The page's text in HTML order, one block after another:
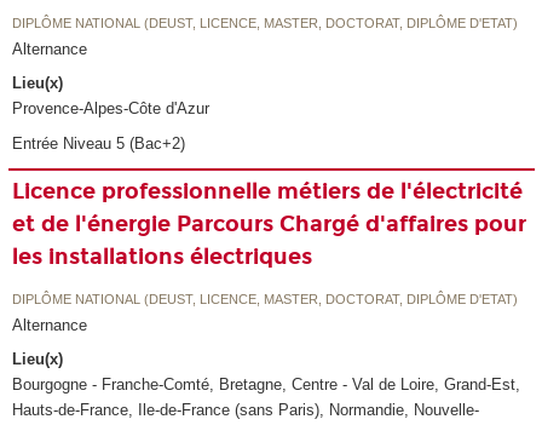
DIPLÔME NATIONAL (DEUST, LICENCE, MASTER, DOCTORAT, DIPLÔME D'ETAT)
Alternance
Lieu(x)
Provence-Alpes-Côte d'Azur
Entrée Niveau 5 (Bac+2)
Licence professionnelle métiers de l'électricité
et de l'énergie Parcours Chargé d'affaires pour
les installations électriques
DIPLÔME NATIONAL (DEUST, LICENCE, MASTER, DOCTORAT, DIPLÔME D'ETAT)
Alternance
Lieu(x)
Bourgogne - Franche-Comté, Bretagne, Centre - Val de Loire, Grand-Est,
Hauts-de-France, Ile-de-France (sans Paris), Normandie, Nouvelle-